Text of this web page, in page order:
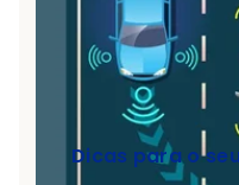
Dicas para o